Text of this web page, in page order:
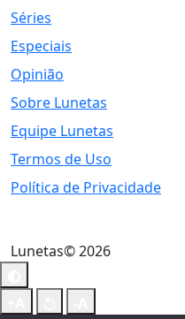
Séries
Especiais
Opinião
Sobre Lunetas
Equipe Lunetas
Termos de Uso
Política de Privacidade
Lunetas© 2026